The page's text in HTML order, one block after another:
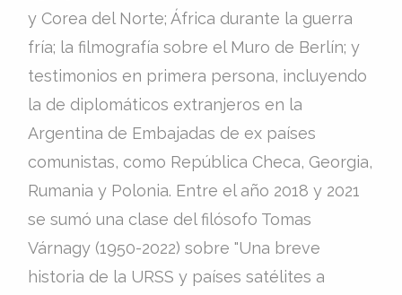
y Corea del Norte; África durante la guerra
fría; la filmografía sobre el Muro de Berlín; y
testimonios en primera persona, incluyendo
la de diplomáticos extranjeros en la
Argentina de Embajadas de ex países
comunistas, como República Checa, Georgia,
Rumania y Polonia. Entre el año 2018 y 2021
se sumó una clase del filósofo Tomas
Várnagy (1950-2022) sobre "Una breve
historia de la URSS y países satélites a